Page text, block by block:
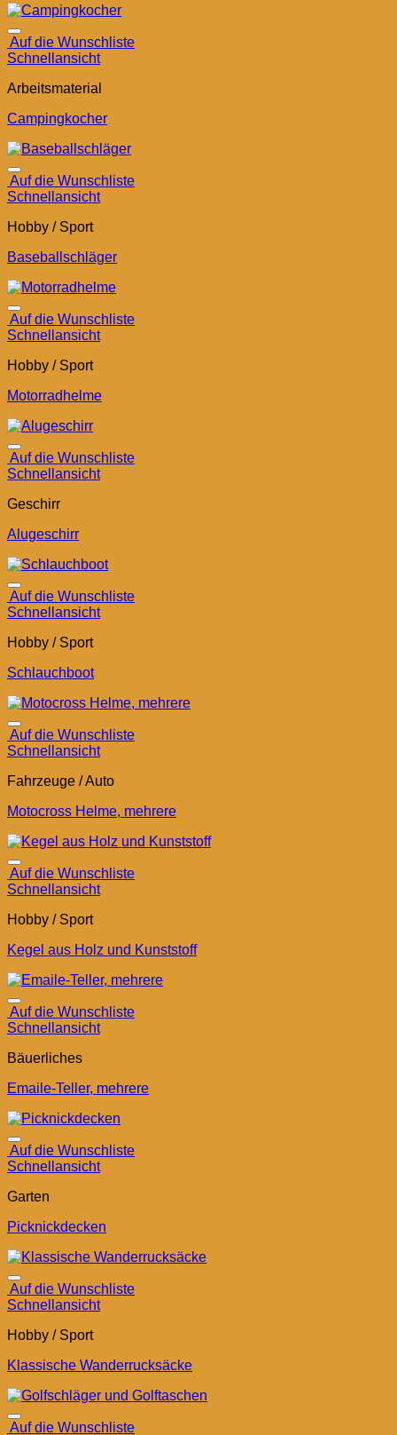
Auf die Wunschliste
Schnellansicht
Arbeitsmaterial
Campingkocher
Auf die Wunschliste
Schnellansicht
Hobby / Sport
Baseballschläger
Auf die Wunschliste
Schnellansicht
Hobby / Sport
Motorradhelme
Auf die Wunschliste
Schnellansicht
Geschirr
Alugeschirr
Auf die Wunschliste
Schnellansicht
Hobby / Sport
Schlauchboot
Auf die Wunschliste
Schnellansicht
Fahrzeuge / Auto
Motocross Helme, mehrere
Auf die Wunschliste
Schnellansicht
Hobby / Sport
Kegel aus Holz und Kunststoff
Auf die Wunschliste
Schnellansicht
Bäuerliches
Emaile-Teller, mehrere
Auf die Wunschliste
Schnellansicht
Garten
Picknickdecken
Auf die Wunschliste
Schnellansicht
Hobby / Sport
Klassische Wanderrucksäcke
Auf die Wunschliste